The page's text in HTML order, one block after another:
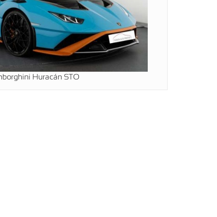
Huracán STO